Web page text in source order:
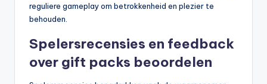
reguliere gameplay om betrokkenheid en plezier te
behouden.
Spelersrecensies en feedback
over gift packs beoordelen